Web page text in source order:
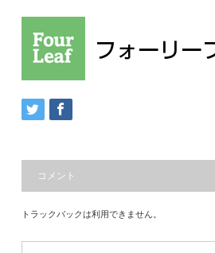
コメント
トラックバックは利用できません。